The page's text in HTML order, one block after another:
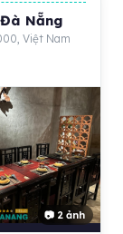
Nẵng
Việt Nam
📷 2 ảnh